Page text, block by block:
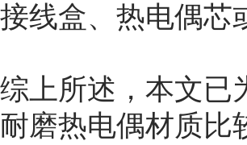
接线盒、热电偶芯
综上所述，本文已
耐磨热电偶材质比